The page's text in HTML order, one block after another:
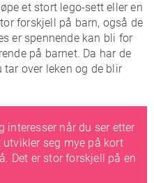
et stort lego-sett eller en
forskjell på barn, også de
er spennende kan bli for
på barnet. Da har de
over leken og de blir
interesser når du ser etter
utvikler seg mye på kort
Det er stor forskjell på en